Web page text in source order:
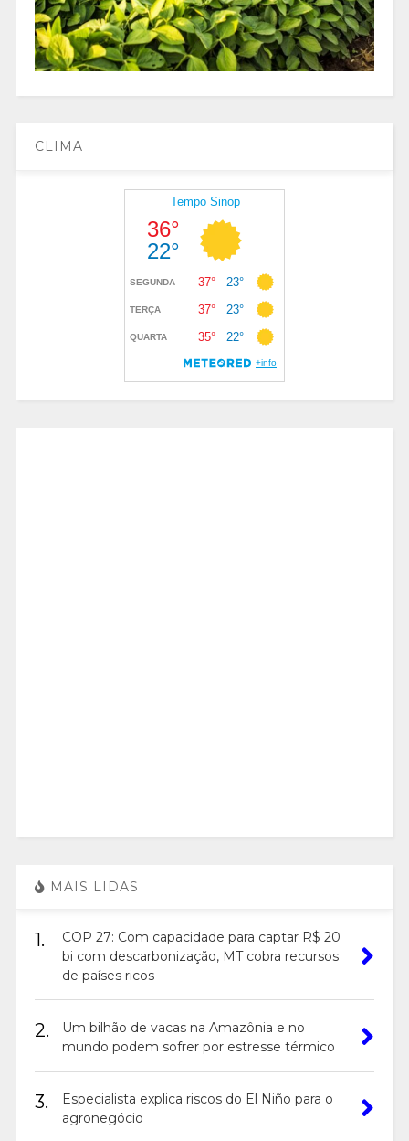
CLIMA
MAIS LIDAS
1.
COP 27: Com capacidade para captar R$ 20
bi com descarbonização, MT cobra recursos
de países ricos
2.
Um bilhão de vacas na Amazônia e no
mundo podem sofrer por estresse térmico
3.
Especialista explica riscos do El Niño para o
agronegócio